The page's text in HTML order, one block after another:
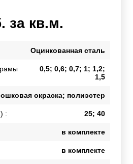
за кв.м.
Оцинкованная сталь
0,5; 0,6; 0,7; 1; 1,2;
1,5
окраска; полиэстер
: 25; 40
в комплекте
в комплекте